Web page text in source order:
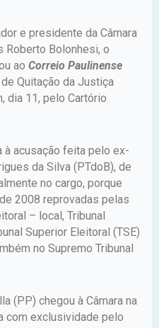
e presidente da Câmara
Roberto Bolonhesi, o
ao Correio Paulinense
Quitação da Justiça
dia 11, pelo Cartório
à acusação feita pelo ex-
da Silva (PTdoB), de
no cargo, porque
2008 reprovadas pelas
– local, Tribunal
Superior Eleitoral (TSE)
no Supremo Tribunal
(PP) chegou à Câmara na
com exclusividade pelo